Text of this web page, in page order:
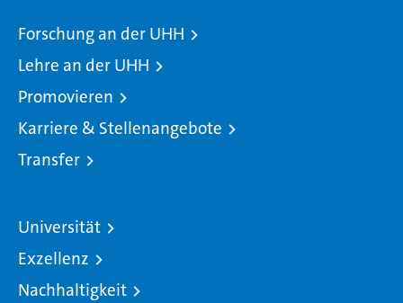
Forschung an der UHH
Lehre an der UHH
Promovieren
Karriere & Stellenangebote
Transfer
Universität
Exzellenz
Nachhaltigkeit